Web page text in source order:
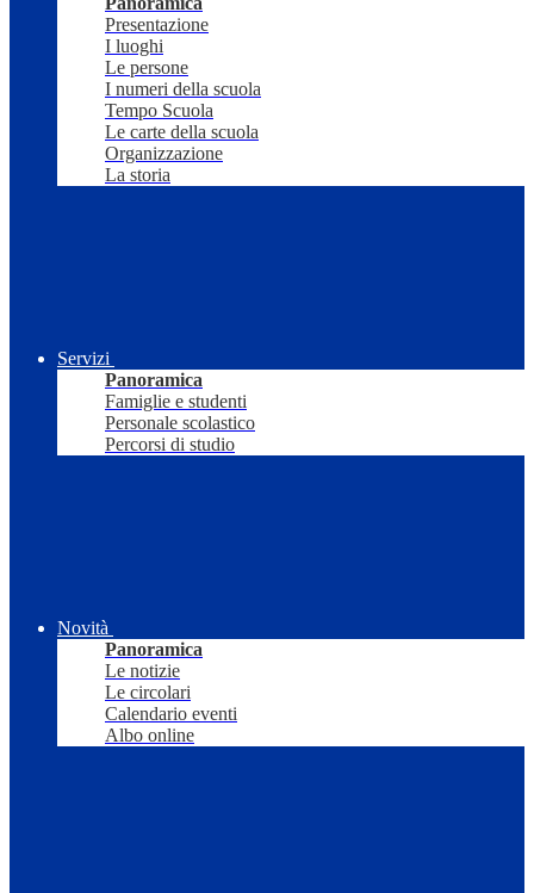
Presentazione
I luoghi
Le persone
I numeri della scuola
Tempo Scuola
Le carte della scuola
Organizzazione
La storia
Servizi
Panoramica
Famiglie e studenti
Personale scolastico
Percorsi di studio
Novità
Panoramica
Le notizie
Le circolari
Calendario eventi
Albo online